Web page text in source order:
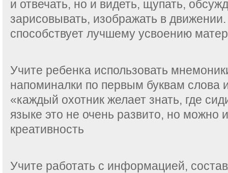
и отвечать, но и видеть, щупать,
зарисовывать, изображать в
способствует лучшему усвоению
Учите ребенка использовать
напоминалки по первым буквам слова
«каждый охотник желает знать, где
языке это не очень развито, но можно
креативность
Учите работать с информацией,